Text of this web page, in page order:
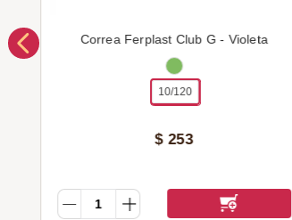
Correa Ferplast Club G - Violeta
10/120
$ 253